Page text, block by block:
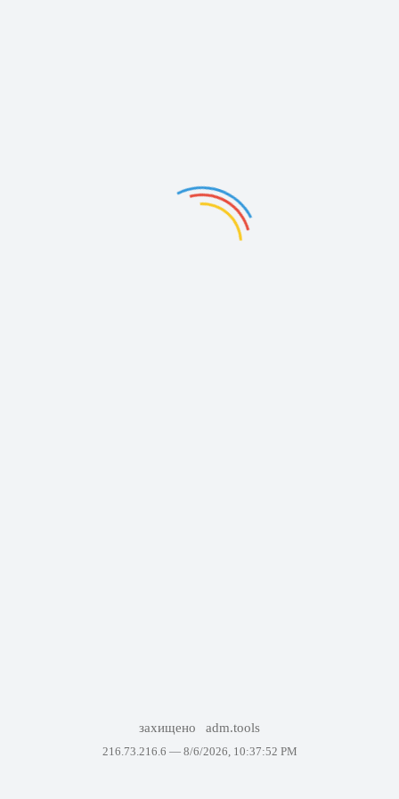
захищено adm.tools
216.73.216.6 — 8/6/2026, 10:37:52 PM